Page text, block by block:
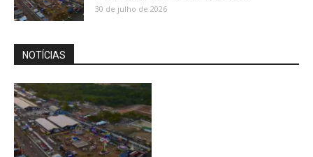
30 de julho de 2026
NOTÍCIAS